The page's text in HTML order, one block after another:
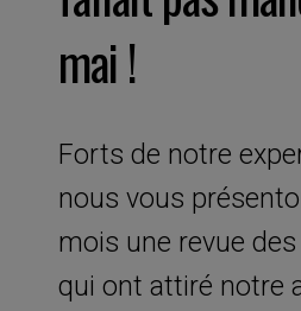
mai !
Forts de notre
nous vous
mois une revue
qui ont attiré notre